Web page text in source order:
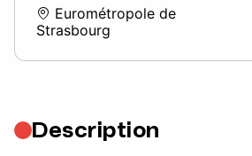
Eurométropole de
Strasbourg
Description